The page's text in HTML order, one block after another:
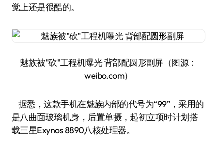
觉上还是很酷的。
魅族被"砍"工程机曝光 背部配圆形副屏（图源：
weibo.com）
据悉，这款手机在魅族内部的代号为“99”，采用的
是八曲面玻璃机身，后置单摄，起初立项时计划搭
载三星Exynos 8890八核处理器。